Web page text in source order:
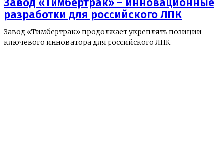
разработки для российского ЛПК
Завод «Тимбертрак» продолжает укреплять позиции
ключевого инноватора для российского ЛПК.